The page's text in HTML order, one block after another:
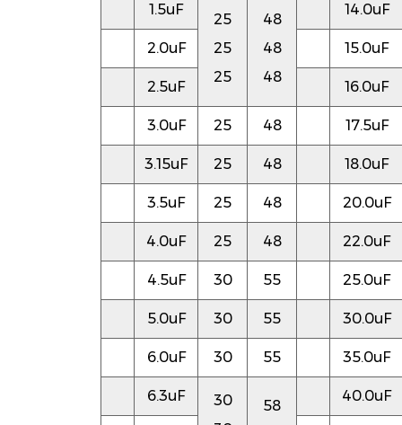
1.5uF
25
25
25
48
48
48
14.0uF
2.0uF 15.0uF
2.5uF 16.0uF
3.0uF 25 48 17.5uF
3.15uF 25 48 18.0uF
3.5uF 25 48 20.0uF
4.0uF 25 48 22.0uF
4.5uF 30 55 25.0uF
5.0uF 30 55 30.0uF
6.0uF 30 55 35.0uF
6.3uF
30
58
40.0uF